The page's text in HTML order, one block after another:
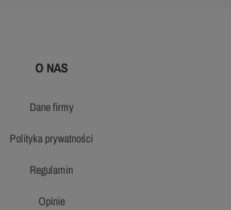
O NAS
dane firmy
polityka prywatności
regulamin
opinie